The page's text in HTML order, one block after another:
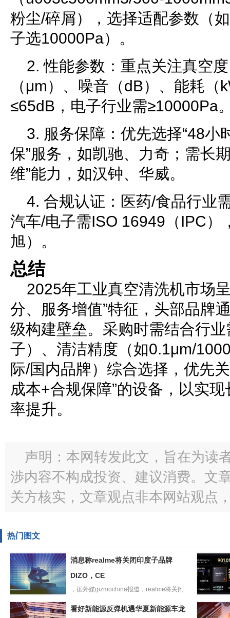
粉尘/碎屑），选择适配参数（
子选10000Pa）。
2. 性能参数：重点关注真空
（μm）、噪音（dB）、能耗
≤65dB，电子行业需≥10000Pa
3. 服务保障：优先选择“48小
保”服务，如凯驰、力奇；需长
维”能力，如汉钟、华威。
4. 合规认证：医药/食品行业
汽车/电子需ISO 16949（IPC）
旭）。
总结
2025年工业真空清洗机市场
分、服务增值”特征，头部品牌
级构建壁垒。采购时需结合行
子）、清洁精度（如0.1μm/
际/国内品牌）综合选择，优先
成本+合规保障”的设备，以实
率提升。
声明：本网转发此文，旨在为读
渉内容不构成投资、建议消费。文
关方核实，文章观点非本网站观点
热门图文
消息称realme将
关闭印度子品牌
消息称realme将关闭印度子品牌
DIZO，CE
，据外媒gizmochina报道，realme将关闭
2299元起
看好新能源反弹机遇华夏新能源车龙